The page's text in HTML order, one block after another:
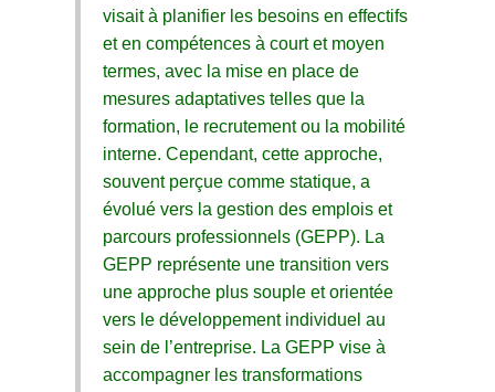
visait à planifier les besoins en effectifs
et en compétences à court et moyen
termes, avec la mise en place de
mesures adaptatives telles que la
formation, le recrutement ou la mobilité
interne. Cependant, cette approche,
souvent perçue comme statique, a
évolué vers la gestion des emplois et
parcours professionnels (GEPP). La
GEPP représente une transition vers
une approche plus souple et orientée
vers le développement individuel au
sein de l’entreprise. La GEPP vise à
accompagner les transformations